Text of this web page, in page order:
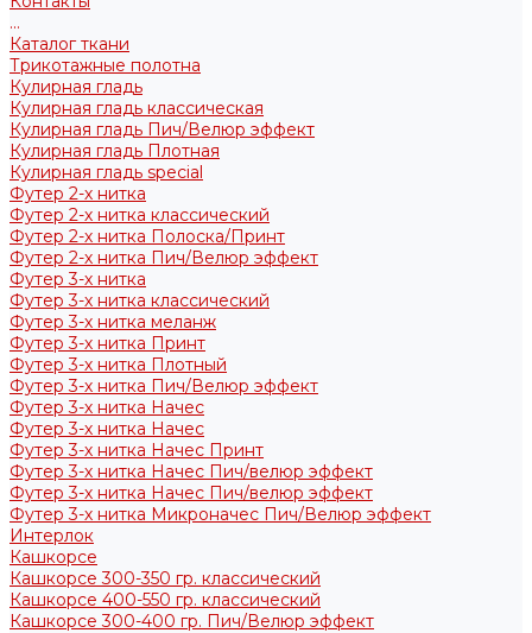
...
Каталог ткани
Трикотажные полотна
Кулирная гладь
Кулирная гладь классическая
Кулирная гладь Пич/Велюр эффект
Кулирная гладь Плотная
Кулирная гладь special
Футер 2-х нитка
Футер 2-х нитка классический
Футер 2-х нитка Полоска/Принт
Футер 2-х нитка Пич/Велюр эффект
Футер 3-х нитка
Футер 3-х нитка классический
Футер 3-х нитка меланж
Футер 3-х нитка Принт
Футер 3-х нитка Плотный
Футер 3-х нитка Пич/Велюр эффект
Футер 3-х нитка Начес
Футер 3-х нитка Начес
Футер 3-х нитка Начес Принт
Футер 3-х нитка Начес Пич/велюр эффект
Футер 3-х нитка Начес Пич/велюр эффект
Футер 3-х нитка Микроначес Пич/Велюр эффект
Интерлок
Кашкорсе
Кашкорсе 300-350 гр. классический
Кашкорсе 400-550 гр. классический
Кашкорсе 300-400 гр. Пич/Велюр эффект